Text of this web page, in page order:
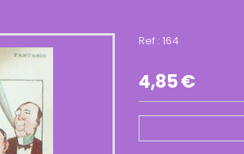
Ref : 164
4,85€